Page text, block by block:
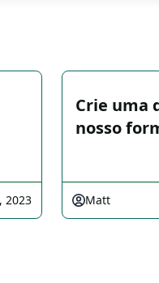
2023
Crie uma
nosso
Matt